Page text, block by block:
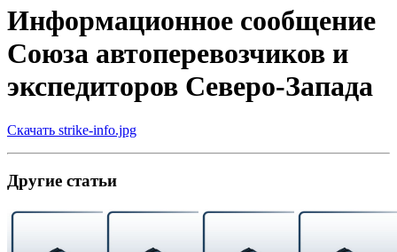
Информационное сообщение
Союза автоперевозчиков и
экспедиторов Северо-Запада
Скачать strike-info.jpg
Другие статьи